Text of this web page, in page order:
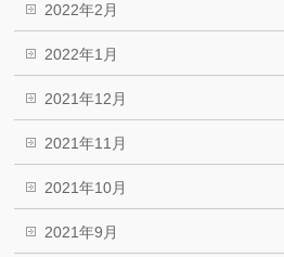
2022年2月
2022年1月
2021年12月
2021年11月
2021年10月
2021年9月